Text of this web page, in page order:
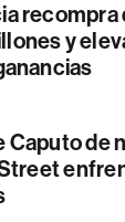
recompra
y
Caputo de